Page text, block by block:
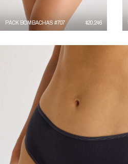
PACK BOMBACHAS #707 $20,246